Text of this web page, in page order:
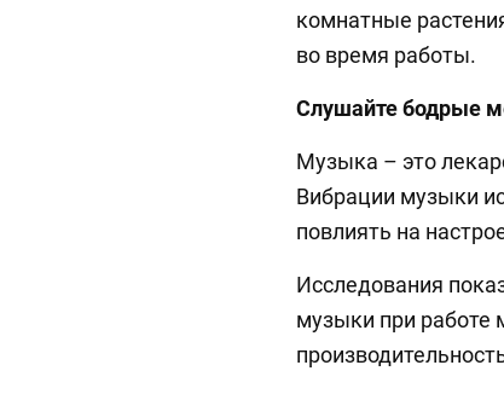
комнатные
во время работы.
Слушайте бодрые
Музыка – это
Вибрации музыки
повлиять на
Исследования
музыки при работе